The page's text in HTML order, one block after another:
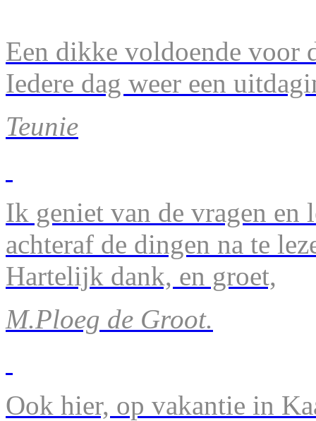
Een dikke voldoende voor
Iedere dag weer een
Teunie
Ik geniet van de vragen en
achteraf de dingen na te
Hartelijk dank, en groet,
M.Ploeg de Groot.
Ook hier, op vakantie in